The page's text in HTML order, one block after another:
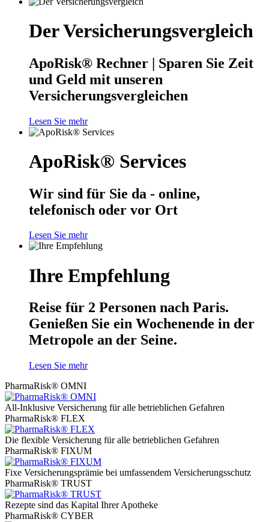
Der Versicherungsvergleich
ApoRisk® Rechner | Sparen Sie Zeit
und Geld mit unseren
Versicherungsvergleichen
Lesen Sie mehr
ApoRisk® Services
Wir sind für Sie da - online,
telefonisch oder vor Ort
Lesen Sie mehr
Ihre Empfehlung
Reise für 2 Personen nach Paris.
Genießen Sie ein Wochenende in der
Metropole an der Seine.
Lesen Sie mehr
PharmaRisk® OMNI
All-Inklusive Versicherung für alle betrieblichen Gefahren
PharmaRisk® FLEX
Die flexible Versicherung für alle betrieblichen Gefahren
PharmaRisk® FIXUM
Fixe Versicherungsprämie bei umfassendem Versicherungsschutz
PharmaRisk® TRUST
Rezepte sind das Kapital Ihrer Apotheke
PharmaRisk® CYBER